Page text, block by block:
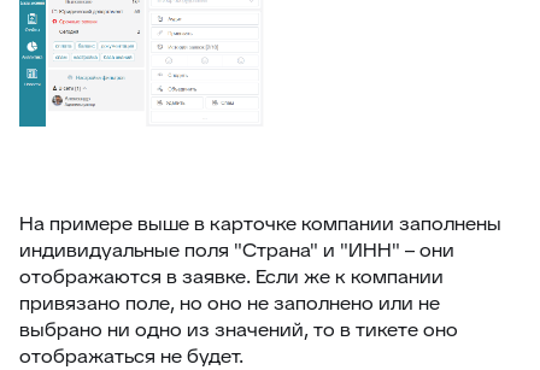
На примере выше в карточке компании заполнены
индивидуальные поля "Страна" и "ИНН" – они
отображаются в заявке. Если же к компании
привязано поле, но оно не заполнено или не
выбрано ни одно из значений, то в тикете оно
отображаться не будет.